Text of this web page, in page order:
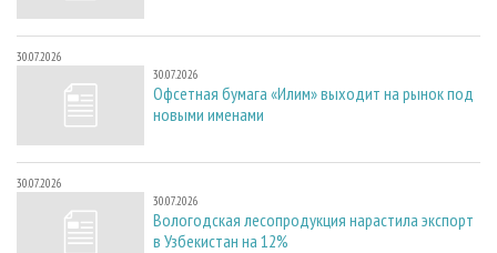
30.07.2026
30.07.2026
Офсетная бумага «Илим» выходит на рынок под
новыми именами
30.07.2026
30.07.2026
Вологодская лесопродукция нарастила экспорт
в Узбекистан на 12%